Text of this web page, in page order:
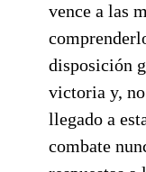
vence a las
disposición
victoria y, no
llegado a
combate